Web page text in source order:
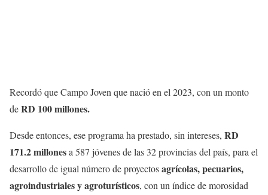
Recordó que Campo Joven que nació en el 2023, con un monto
deRD 100 millones.
Desde entonces, ese programa ha prestado, sin intereses, RD
171.2 millonesa 587 jóvenes de las 32 provincias del país, para el
desarrollo de igual número de proyectosagrícolas, pecuarios,
agroindustriales y agroturísticos, con un índice de morosidad